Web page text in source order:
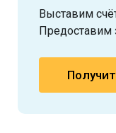
Выставим